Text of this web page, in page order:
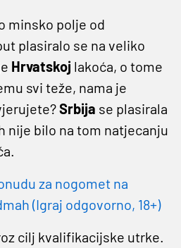
minsko polje od
plasiralo se na veliko
Hrvatskoj lakoća, o tome
svi teže, nama je
Srbija se plasirala
nije bilo na tom natjecanju
za nogomet na
(Igraj odgovorno, 18+)
cilj kvalifikacijske utrke.